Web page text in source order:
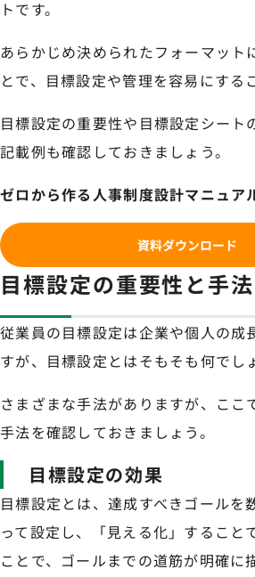
トです。
あらかじめ決められたフォーマット
とで、目標設定や管理を容易にする
目標設定の重要性や目標設定シート
記載例も確認しておきましょう。
ゼロから作る人事制度設計マニュア
資料ダウンロード
目標設定の重要性と手法
従業員の目標設定は企業や個人の成
すが、目標設定とはそもそも何でし
さまざまな手法がありますが、ここ
手法を確認しておきましょう。
目標設定の効果
目標設定とは、達成すべきゴールを
って設定し、「見える化」すること
ことで、ゴールまでの道筋が明確に